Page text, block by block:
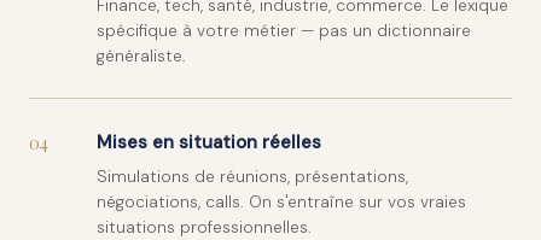
Finance, tech, santé, industrie, commerce. Le lexique
spécifique à votre métier — pas un dictionnaire
généraliste.
04 Mises en situation réelles
Simulations de réunions, présentations,
négociations, calls. On s'entraîne sur vos vraies
situations professionnelles.